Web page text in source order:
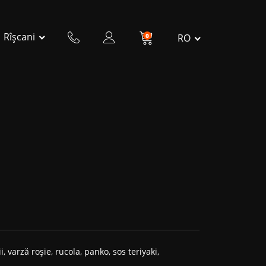
Rîșcani 0 RO
varză roșie, rucola, panko, sos teriyaki,